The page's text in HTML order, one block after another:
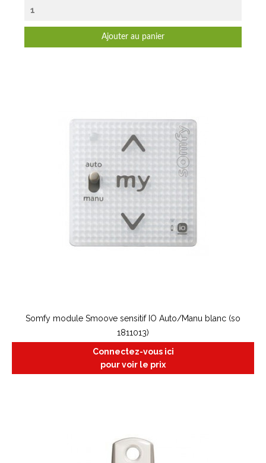
Ajouter au panier
Somfy module Smoove sensitif IO Auto/Manu blanc (so
1811013)
Connectez-vous ici
pour voir le prix